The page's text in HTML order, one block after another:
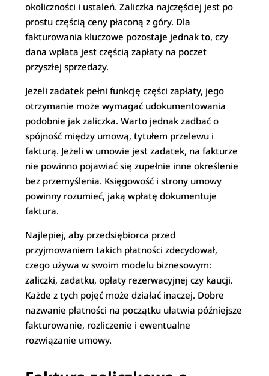
okoliczności i ustaleń. Zaliczka najczęściej jest po
prostu częścią ceny płaconą z góry. Dla
fakturowania kluczowe pozostaje jednak to, czy
dana wpłata jest częścią zapłaty na poczet
przyszłej sprzedaży.
Jeżeli zadatek pełni funkcję części zapłaty, jego
otrzymanie może wymagać udokumentowania
podobnie jak zaliczka. Warto jednak zadbać o
spójność między umową, tytułem przelewu i
fakturą. Jeżeli w umowie jest zadatek, na fakturze
nie powinno pojawiać się zupełnie inne określenie
bez przemyślenia. Księgowość i strony umowy
powinny rozumieć, jaką wpłatę dokumentuje
faktura.
Najlepiej, aby przedsiębiorca przed
przyjmowaniem takich płatności zdecydował,
czego używa w swoim modelu biznesowym:
zaliczki, zadatku, opłaty rezerwacyjnej czy kaucji.
Każde z tych pojęć może działać inaczej. Dobre
nazwanie płatności na początku ułatwia późniejsze
fakturowanie, rozliczenie i ewentualne
rozwiązanie umowy.